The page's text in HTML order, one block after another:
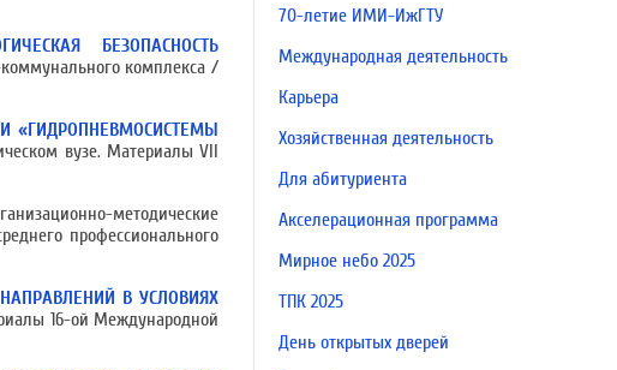
БЕЗОПАСНОСТЬ
комплекса /
«ГИДРОПНЕВМОСИСТЕМЫ
вузе. Материалы VII
методические
профессионального
В УСЛОВИЯХ
16-ой Международной
70-летие ИМИ-ИжГТУ
Международная деятельность
Карьера
Хозяйственная деятельность
Для абитуриента
Акселерационная программа
Мирное небо 2025
ТПК 2025
День открытых дверей